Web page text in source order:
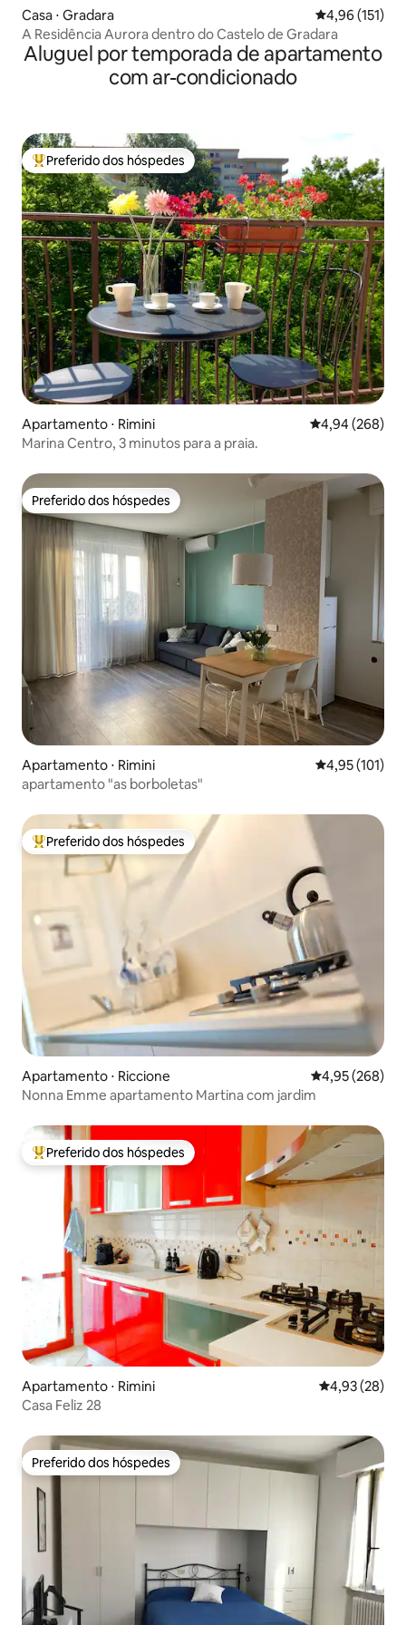
Casa ⋅ Gradara 4,96 de uma
4,96 (151)
A Residência Aurora dentro do Castelo de Gradara
Aluguel por temporada de apartamento
com ar-condicionado
Entre os melhores preferidos dos hóspedes
Preferido dos hóspedes
Apartamento ⋅ Rimini 4,94 de uma
4,94 (268)
Marina Centro, 3 minutos para a praia.
Preferido dos hóspedes
Preferido dos hóspedes
Apartamento ⋅ Rimini 4,95 de uma
4,95 (101)
apartamento "as borboletas"
Entre os melhores preferidos dos hóspedes
Preferido dos hóspedes
Apartamento ⋅ Riccione 4,95 de uma
4,95 (268)
Nonna Emme apartamento Martina com jardim
Entre os melhores preferidos dos hóspedes
Preferido dos hóspedes
Apartamento ⋅ Rimini 4,93 de uma
4,93 (28)
Casa Feliz 28
Preferido dos hóspedes
Preferido dos hóspedes